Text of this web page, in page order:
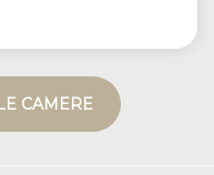
CAMERE